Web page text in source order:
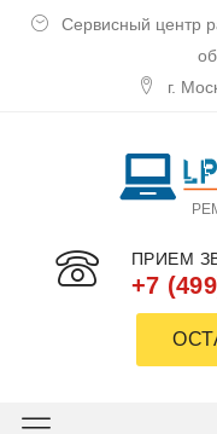
Сервисный центр
г.
ПРИЕМ
+7